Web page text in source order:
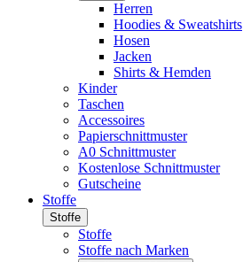
Herren
Hoodies & Sweatshirts
Hosen
Jacken
Shirts & Hemden
Kinder
Taschen
Accessoires
Papierschnittmuster
A0 Schnittmuster
Kostenlose Schnittmuster
Gutscheine
Stoffe
Stoffe
Stoffe
Stoffe nach Marken